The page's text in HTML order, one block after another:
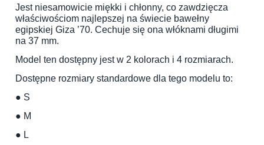
Jest niesamowicie miękki i chłonny, co zawdzięcza
właściwościom najlepszej na świecie bawełny
egipskiej Giza ’70. Cechuje się ona włóknami długimi
na 37 mm.
Model ten dostępny jest w 2 kolorach i 4 rozmiarach.
Dostępne rozmiary standardowe dla tego modelu to:
● S
● M
● L